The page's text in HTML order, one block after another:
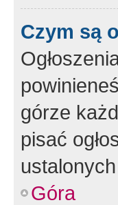
Czym są
górze
pisać
Góra